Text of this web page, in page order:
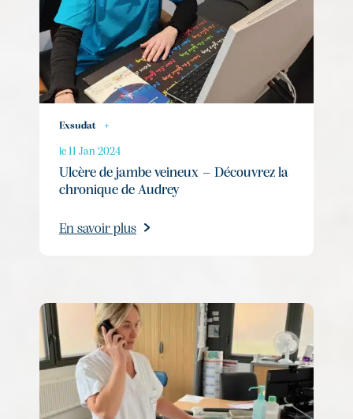
Exsudat +
le 11 Jan 2024
Ulcère de jambe veineux – Découvrez la
chronique de Audrey
En savoir plus